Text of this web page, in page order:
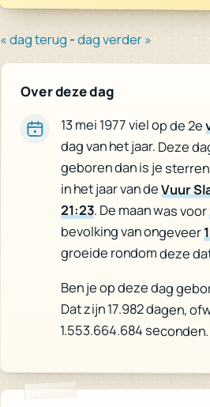
« dag terug -dag verder »
Over deze dag
13 mei 1977 viel op de 2e
dag van het jaar. Deze
geboren dan is je
in het jaar van deVuur
21:23. De maan was voor
bevolking van ongeveer
groeide rondom deze
Ben je op deze dag
Dat zijn 17.982 dagen,
1.553.664.684 seconden.